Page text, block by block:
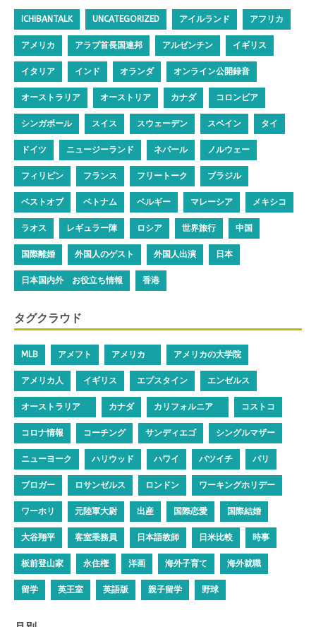
ICHIBANTALK UNCATEGORIZED アイルランド アフリカ
アメリカ アラブ首長国連邦 アルゼンチン イギリス
イタリア インド オランダ オンライン公開録音
オーストラリア オーストリア カナダ コロンビア
シンガポール スイス スウェーデン スペイン タイ
ドイツ ニュージーランド ネパール ノルウェー
フィリピン フランス フリートーク ブラジル
ベストオブ ベトナム ベルギー マレーシア メキシコ
ラオス レギュラー陣 ロシア 世界旅行 中国
国際離婚 外国人のゲスト 外国人出演 日本
日本国内外 お役立ち情報 香港
タグクラウド
MLB アメフト アメリカ アメリカの大学院
アメリカ人 イギリス エプスタイン エンゼルス
オーストラリア カナダ カリフォルニア コストコ
コロナ情報 コーチング サンディエゴ シングルマザー
ニューヨーク ハリウッド ハワイ バツイチ パリ
ブロガー ロサンゼルス ロンドン ワーキングホリデー
ワーホリ 元陸軍大尉 出産 国際恋愛 国際結婚
大谷翔平 客室乗務員 日本語教師 日米比較 時事
板前登山家 永住権 洋画 海外子育て 海外就職
留学 英王室 英語版 親子留学 野球